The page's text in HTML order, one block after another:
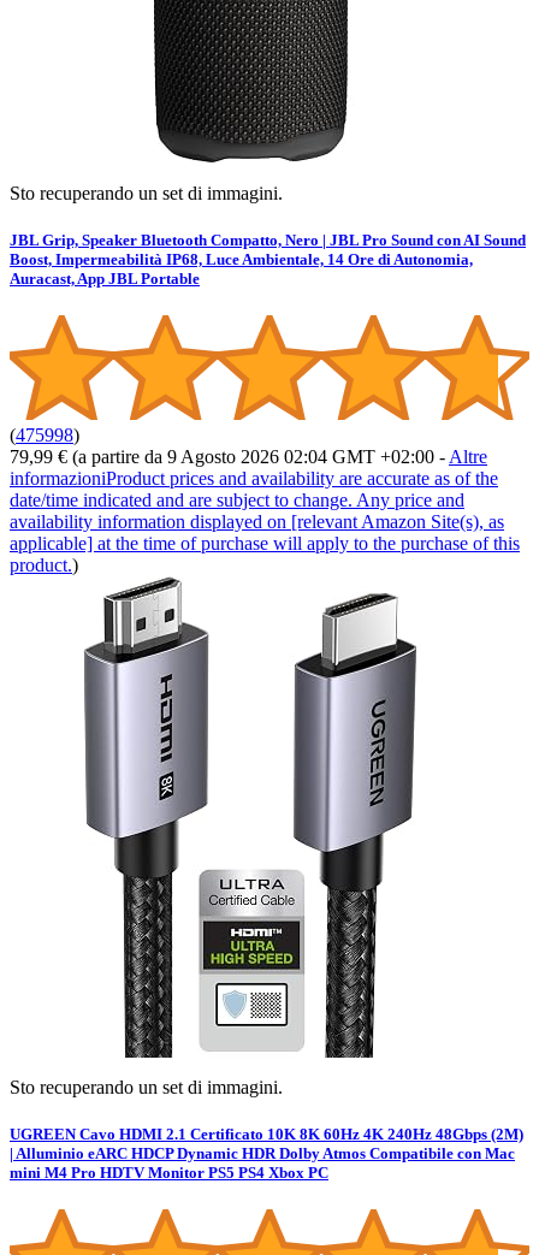
Sto recuperando un set di immagini.
JBL Grip, Speaker Bluetooth Compatto, Nero | JBL Pro Sound con AI Sound
Boost, Impermeabilità IP68, Luce Ambientale, 14 Ore di Autonomia,
Auracast, App JBL Portable
(475998)
79,99 € (a partire da 9 Agosto 2026 02:04 GMT +02:00 - Altre
informazioniProduct prices and availability are accurate as of the
date/time indicated and are subject to change. Any price and
availability information displayed on [relevant Amazon Site(s), as
applicable] at the time of purchase will apply to the purchase of this
product.)
Sto recuperando un set di immagini.
UGREEN Cavo HDMI 2.1 Certificato 10K 8K 60Hz 4K 240Hz 48Gbps (2M)
| Alluminio eARC HDCP Dynamic HDR Dolby Atmos Compatibile con Mac
mini M4 Pro HDTV Monitor PS5 PS4 Xbox PC